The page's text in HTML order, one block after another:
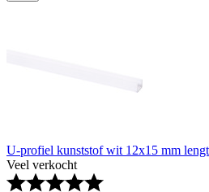
U-profiel kunststof wit 12x15 mm
Veel verkocht